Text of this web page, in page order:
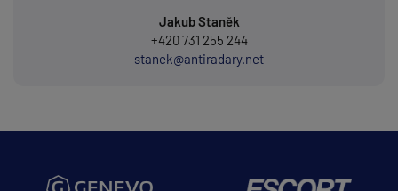
Jakub Staněk
+420 731 255 244
stanek@antiradary.net